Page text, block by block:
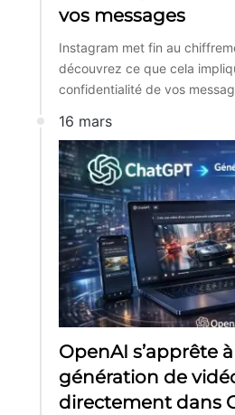
vos messages
Instagram met fin au
découvrez ce que cela
confidentialité de vos
16 mars
OpenAI s’apprête
génération de
directement dans